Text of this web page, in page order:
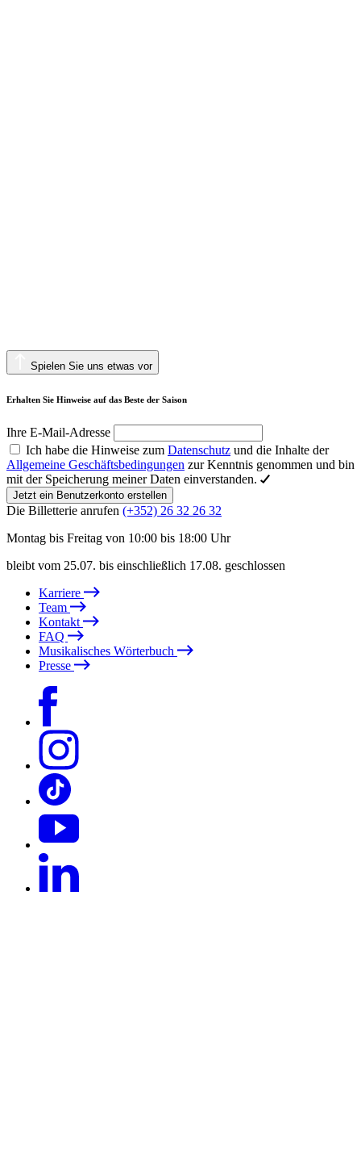
Spielen Sie uns etwas vor
Erhalten Sie Hinweise auf das Beste der Saison
Ihre E-Mail-Adresse
Ich habe die Hinweise zum Datenschutz und die Inhalte der
Allgemeine Geschäftsbedingungen zur Kenntnis genommen und bin
mit der Speicherung meiner Daten einverstanden.
Jetzt ein Benutzerkonto erstellen
Die Billetterie anrufen (+352) 26 32 26 32
Montag bis Freitag von 10:00 bis 18:00 Uhr
bleibt vom 25.07. bis einschließlich 17.08. geschlossen
Karriere
Team
Kontakt
FAQ
Musikalisches Wörterbuch
Presse